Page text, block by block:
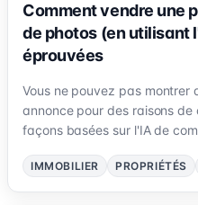
Comment vendre une
de photos (en utilisant
éprouvées
Vous ne pouvez pas montrer
annonce pour des raisons
façons basées sur l'IA de
rénovation virtuelle
sérieux avec Pedra.
IMMOBILIER PROPRIÉTÉS